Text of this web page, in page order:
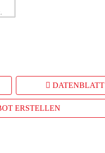
DATENBLATT
ERSTELLEN